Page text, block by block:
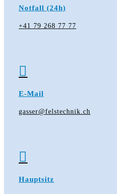
Notfall (24h)
+41 79 268 77 77

E-Mail
gasser@felstechnik.ch

Hauptsitz